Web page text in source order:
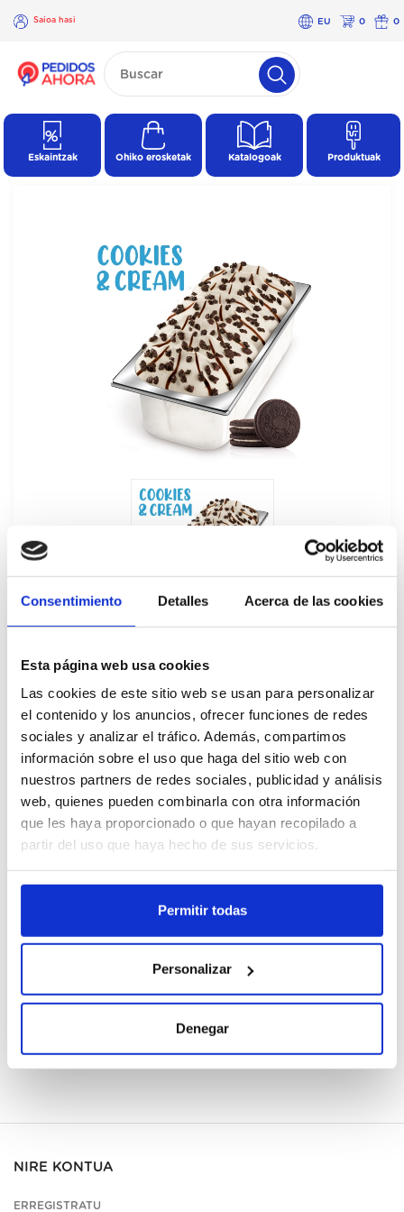
Consentimiento Detalles Acerca de las cookies
Esta página web usa cookies
Las cookies de este sitio web se usan para personalizar
el contenido y los anuncios, ofrecer funciones de redes
sociales y analizar el tráfico. Además, compartimos
información sobre el uso que haga del sitio web con
nuestros partners de redes sociales, publicidad y análisis
web, quienes pueden combinarla con otra información
que les haya proporcionado o que hayan recopilado a
partir del uso que haya hecho de sus servicios.
Permitir todas
Personalizar
Denegar
Saioa hasi EU 0 0
×
Saioa
Eskaintzak Ohiko erosketak Katalogoak Produktuak
Helado Granel Cookies & Cream Carte
d"Or 5,5L
49564
Cajas
Fitxa teknikoa ikusi
NIRE KONTUA
ERREGISTRATU